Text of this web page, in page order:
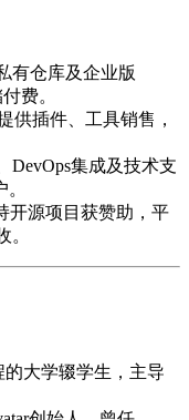
有仓库及企业版
费。
供插件、工具销售，
DevOps集成及技术支
开源项目获赞助，平
。
的大学辍学生，主导